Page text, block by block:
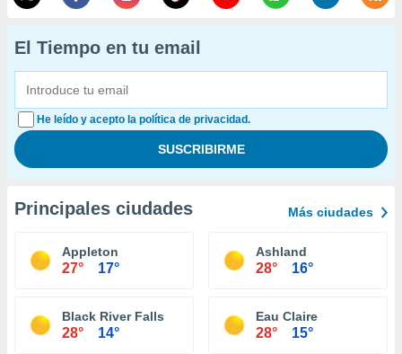
El Tiempo en tu email
He leído y acepto la política de privacidad.
Principales ciudades Más ciudades
Appleton
27° 17°
Ashland
28° 16°
Black River Falls
28° 14°
Eau Claire
28° 15°